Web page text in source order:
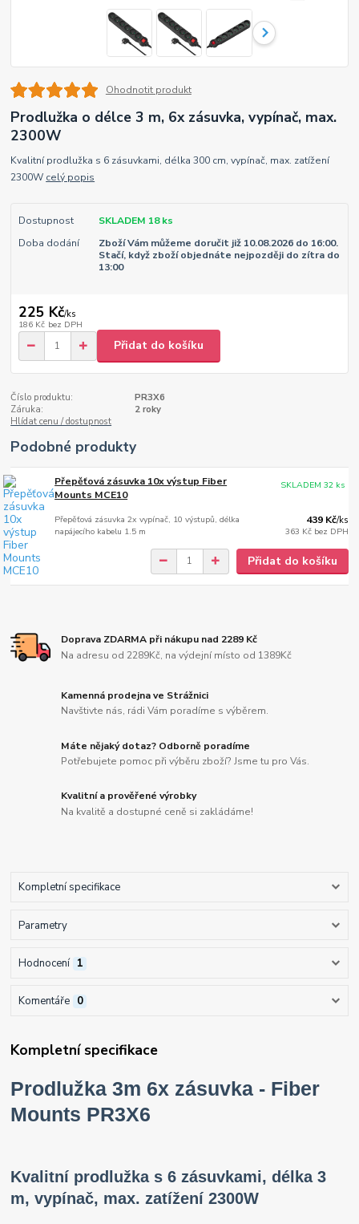
Ohodnotit produkt
Prodlužka o délce 3 m, 6x zásuvka, vypínač, max.
2300W
Kvalitní prodlužka s 6 zásuvkami, délka 300 cm, vypínač, max. zatížení
2300W celý popis
Dostupnost
SKLADEM 18 ks
Doba dodání
Zboží Vám můžeme doručit již 10.08.2026 do 16:00.
Stačí, když zboží objednáte nejpozději do zítra do
13:00
225 Kč/ks
186 Kč bez DPH
Přidat do košíku
Číslo produktu:
PR3X6
Záruka:
2 roky
Hlídat cenu / dostupnost
Podobné produkty
Přepěťová zásuvka 10x výstup Fiber
Mounts MCE10
Přepěťová zásuvka 2x vypínač, 10 výstupů, délka
napájecího kabelu 1.5 m
439 Kč/ks
363 Kč bez DPH
SKLADEM 32 ks
Přidat do košíku
Doprava ZDARMA při nákupu nad 2289 Kč
Na adresu od 2289Kč, na výdejní místo od 1389Kč
Kamenná prodejna ve Strážnici
Navštivte nás, rádi Vám poradíme s výběrem.
Máte nějaký dotaz? Odborně poradíme
Potřebujete pomoc při výběru zboží? Jsme tu pro Vás.
Kvalitní a prověřené výrobky
Na kvalitě a dostupné ceně si zakládáme!
Kompletní specifikace
Parametry
Hodnocení 1
Komentáře 0
Kompletní specifikace
Prodlužka 3m 6x zásuvka - Fiber
Mounts PR3X6
Kvalitní prodlužka s 6 zásuvkami, délka 3
m, vypínač, max. zatížení 2300W